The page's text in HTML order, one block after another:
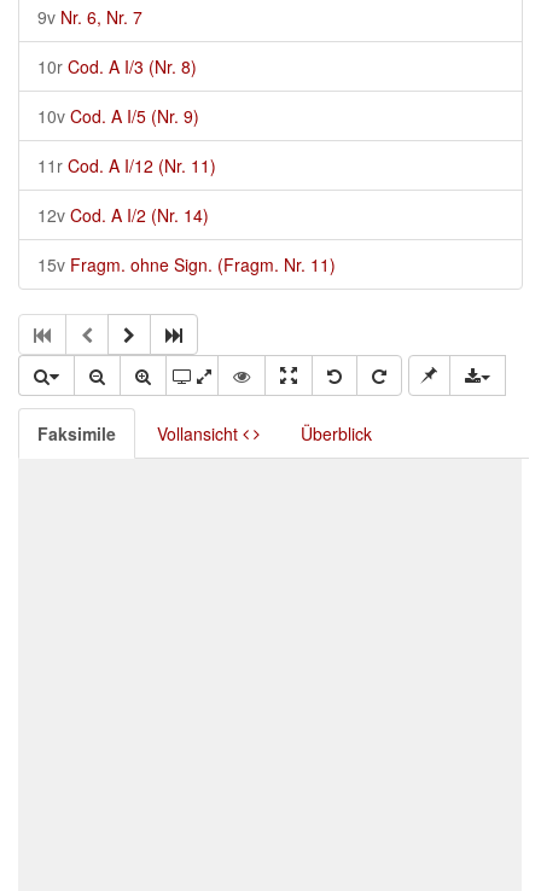
9v Nr. 6, Nr. 7
10r Cod. A I/3 (Nr. 8)
10v Cod. A I/5 (Nr. 9)
11r Cod. A I/12 (Nr. 11)
12v Cod. A I/2 (Nr. 14)
15v Fragm. ohne Sign. (Fragm. Nr. 11)
Faksimile Vollansicht Überblick